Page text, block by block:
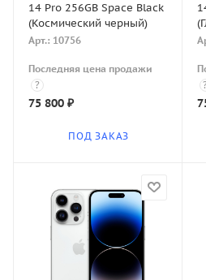
14 Pro 256GB Space Black
(Космический черный)
Арт.: 10756
Последняя цена продажи
?
75 800 ₽
ПОД ЗАКАЗ
?